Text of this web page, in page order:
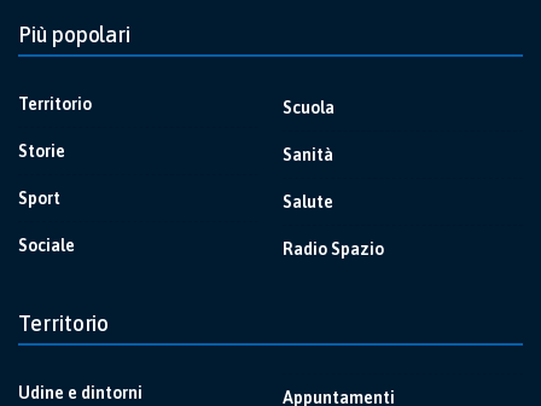
Più popolari
Territorio
Storie
Sport
Sociale
Scuola
Sanità
Salute
Radio Spazio
Territorio
Udine e dintorni Appuntamenti